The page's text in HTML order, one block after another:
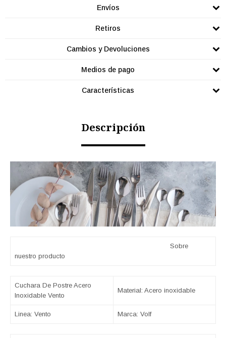
Envíos
Retiros
Cambios y Devoluciones
Medios de pago
Características
Descripción
Sobre
nuestro producto
Cuchara De Postre Acero
Inoxidable Vento
Material: Acero inoxidable
Linea: Vento Marca: Volf